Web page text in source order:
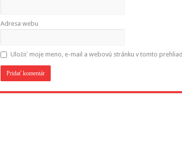
Adresa webu
Uložiť moje meno, e-mail a webovú stránku v tomto